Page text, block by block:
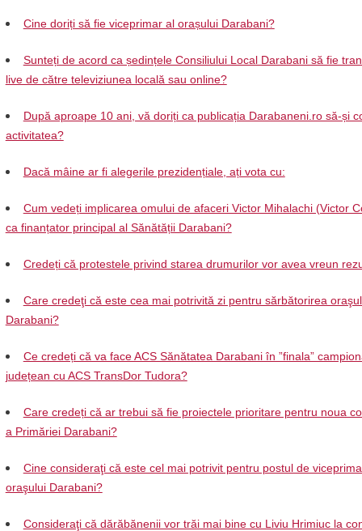
Cine doriți să fie viceprimar al orașului Darabani?
Sunteți de acord ca ședințele Consiliului Local Darabani să fie
live de către televiziunea locală sau online?
După aproape 10 ani, vă doriți ca publicația Darabaneni.ro să-și
activitatea?
Dacă mâine ar fi alegerile prezidențiale, ați vota cu:
Cum vedeți implicarea omului de afaceri Victor Mihalachi (Victor
ca finanțator principal al Sănătății Darabani?
Credeți că protestele privind starea drumurilor vor avea vreun
Care credeţi că este cea mai potrivită zi pentru sărbătorirea
Darabani?
Ce credeți că va face ACS Sănătatea Darabani în ”finala”
județean cu ACS TransDor Tudora?
Care credeți că ar trebui să fie proiectele prioritare pentru noua
a Primăriei Darabani?
Cine consideraţi că este cel mai potrivit pentru postul de
oraşului Darabani?
Consideraţi că dărăbănenii vor trăi mai bine cu Liviu Hrimiuc la